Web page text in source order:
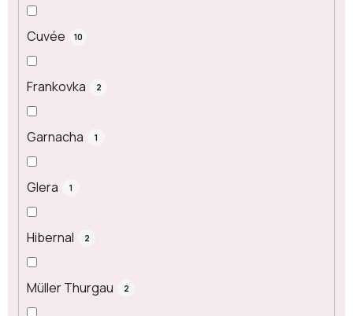
Cuvée 10
Frankovka 2
Garnacha 1
Glera 1
Hibernal 2
Müller Thurgau 2